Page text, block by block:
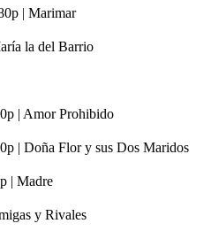
| Marimar
la del Barrio
| Amor Prohibido
| Doña Flor y sus Dos Maridos
| Madre
y Rivales